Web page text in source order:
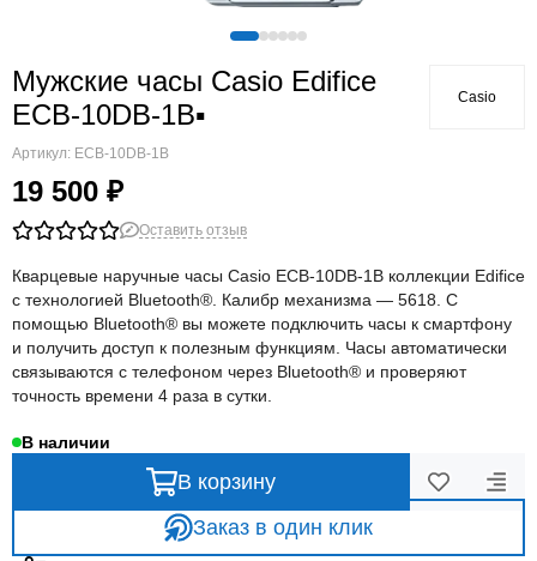
Мужские часы Casio Edifice
ECB-10DB-1B▪
Артикул: ECB-10DB-1B
19 500 ₽
Casio
Оставить отзыв
Кварцевые наручные часы Casio ECB-10DB-1B коллекции Edifice
с технологией Bluetooth®. Калибр механизма — 5618. С
помощью Bluetooth® вы можете подключить часы к смартфону
и получить доступ к полезным функциям. Часы автоматически
связываются с телефоном через Bluetooth® и проверяют
точность времени 4 раза в сутки.
В наличии
В корзину
Заказ в один клик